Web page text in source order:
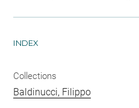
INDEX
Collections
Baldinucci, Filippo